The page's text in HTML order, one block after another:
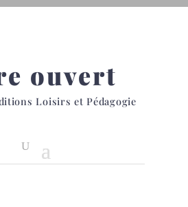
ouvert
Loisirs et Pédagogie